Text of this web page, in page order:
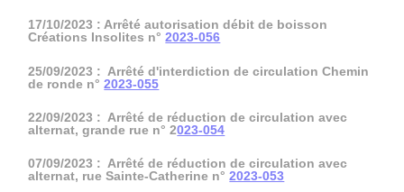
17/10/2023 : Arrêté autorisation débit de boisson
Créations Insolites n°2023-056
25/09/2023 : Arrêté d'interdiction de circulation Chemin
de ronde n°2023-055
22/09/2023 : Arrêté de réduction de circulation avec
alternat, grande rue n° 2023-054
07/09/2023 : Arrêté de réduction de circulation avec
alternat, rue Sainte-Catherine n°2023-053